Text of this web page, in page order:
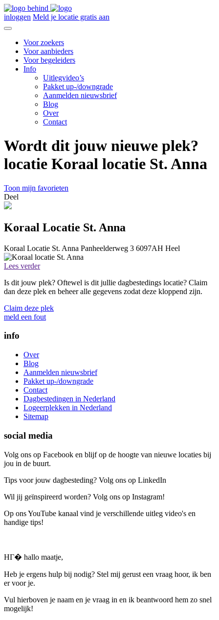
inloggen Meld je locatie gratis aan
Voor zoekers
Voor aanbieders
Voor begeleiders
Info
Uitlegvideo’s
Pakket up-/downgrade
Aanmelden nieuwsbrief
Blog
Over
Contact
Wordt dit jouw nieuwe plek?
locatie Koraal locatie St. Anna
Toon mijn favorieten
Deel
Koraal Locatie St. Anna
Koraal Locatie St. Anna Panheelderweg 3 6097AH Heel
Lees verder
Is dit jouw plek? Oftewel is dit jullie dagbestedings locatie? Claim
dan deze plek en beheer alle gegevens zodat deze kloppend zijn.
Claim deze plek
meld een fout
info
Over
Blog
Aanmelden nieuwsbrief
Pakket up-/downgrade
Contact
Dagbestedingen in Nederland
Logeerplekken in Nederland
Sitemap
social media
Volg ons op Facebook en blijf op de hoogte van nieuwe locaties bij
jou in de buurt.
Tips voor jouw dagbesteding? Volg ons op LinkedIn
Wil jij geïnspireerd worden? Volg ons op Instagram!
Op ons YouTube kanaal vind je verschillende uitleg video's en
handige tips!
HГ� hallo maatje,
Heb je ergens hulp bij nodig? Stel mij gerust een vraag hoor, ik ben
er voor je.
Vul hierboven je naam en je vraag in en ik beantwoord hem zo snel
mogelijk!